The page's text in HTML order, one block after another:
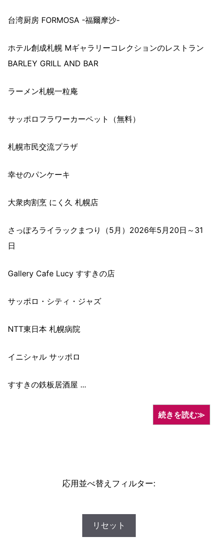
台湾厨房 FORMOSA -福爾摩沙-
ホテル創成札幌 Mギャラリーコレクションのレストラン
BARLEY GRILL AND BAR
ラーメン札幌一粒庵
サッポロフラワーカーペット（無料）
札幌市民交流プラザ
幸せのパンケーキ
大衆肉割烹 にく久 札幌店
さっぽろライラックまつり（5月）2026年5月20日～31
日
Gallery Cafe Lucy すすきの店
サッポロ・シティ・ジャズ
NTT東日本 札幌病院
イニシャル サッポロ
すすきの鉄板居酒屋 ...
続きを読む≫
応用並べ替えフィルター:
リセット